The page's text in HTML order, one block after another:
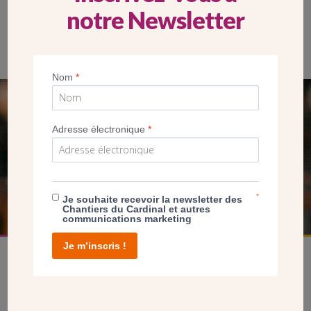
SEUL VOTRE DON
NOUS PERMET D’AGIR
FAIRE UN DON
notre Newsletter
Nom*
Adresse électronique*
Je souhaite recevoir la newsletter des
Chantiers du Cardinal et autres
communications marketing
*
Je m’inscris !